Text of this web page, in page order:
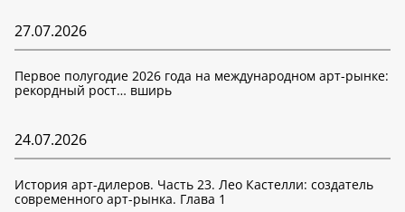
27.07.2026
Первое полугодие 2026 года на международном арт-рынке:
рекордный рост… вширь
24.07.2026
История арт-дилеров. Часть 23. Лео Кастелли: создатель
современного арт-рынка. Глава 1